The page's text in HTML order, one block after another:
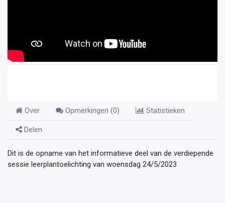
Over Opmerkingen (0) Statistieken
Delen
Dit is de opname van het informatieve deel van de verdiepende
sessie leerplantoelichting van woensdag 24/5/2023